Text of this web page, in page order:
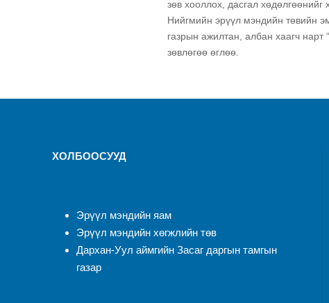
зөв хооллох, дасгал
Нийгмийн эрүүл мэндийн төвийн
газрын ажилтан, албан хаагч
зөвлөгөө өглөө.
ХОЛБООСУУД
Эрүүл мэндийн яам
Эрүүл мэндийн хөгжлийн төв
Дархан-Уул аймгийн Засаг даргын тамгын
газар